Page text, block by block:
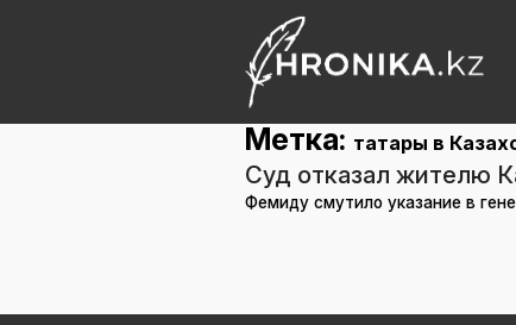
Метка: татары в
Суд отказал жителю
Фемиду смутило указание в